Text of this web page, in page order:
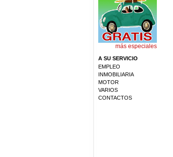
más especiales
A SU SERVICIO
EMPLEO
INMOBILIARIA
MOTOR
VARIOS
CONTACTOS